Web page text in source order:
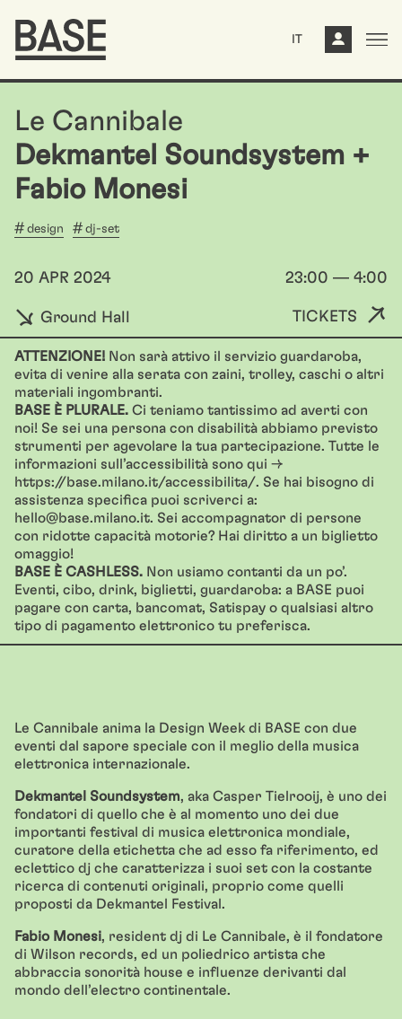
IT
Le Cannibale
Dekmantel Soundsystem +
Fabio Monesi
design dj-set
20 APR 2024 23:00 — 4:00
Ground Hall TICKETS
ATTENZIONE! Non sarà attivo il servizio guardaroba,
evita di venire alla serata con zaini, trolley, caschi o altri
materiali ingombranti.
BASE È PLURALE. Ci teniamo tantissimo ad averti con
noi! Se sei una persona con disabilità abbiamo previsto
strumenti per agevolare la tua partecipazione. Tutte le
informazioni sull’accessibilità sono qui →
https://base.milano.it/accessibilita/. Se hai bisogno di
assistenza specifica puoi scriverci a:
hello@base.milano.it. Sei accompagnator di persone
con ridotte capacità motorie? Hai diritto a un biglietto
omaggio!
BASE È CASHLESS. Non usiamo contanti da un po’.
Eventi, cibo, drink, biglietti, guardaroba: a BASE puoi
pagare con carta, bancomat, Satispay o qualsiasi altro
tipo di pagamento elettronico tu preferisca.
Le Cannibale anima la Design Week di BASE con due
eventi dal sapore speciale con il meglio della musica
elettronica internazionale.
Dekmantel Soundsystem, aka Casper Tielrooij, è uno dei
fondatori di quello che è al momento uno dei due
importanti festival di musica elettronica mondiale,
curatore della etichetta che ad esso fa riferimento, ed
eclettico dj che caratterizza i suoi set con la costante
ricerca di contenuti originali, proprio come quelli
proposti da Dekmantel Festival.
Fabio Monesi, resident dj di Le Cannibale, è il fondatore
di Wilson records, ed un poliedrico artista che
abbraccia sonorità house e influenze derivanti dal
mondo dell’electro continentale.